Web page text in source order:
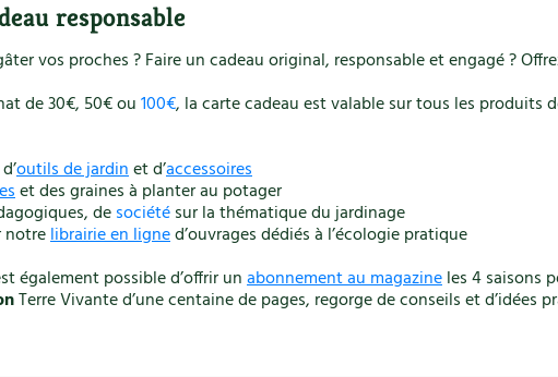
responsable
vos proches ? Faire un cadeau original, responsable et engagé ?
de 30€, 50€ ou100€, la carte cadeau est valable sur tous les produits
outils de jardinet d’accessoires
et des graines à planter au potager
desociétésur la thématique du jardinage
notrelibrairie en ligned’ouvrages dédiés à l’écologie pratique
également possible d’offrir unabonnement au magazineles 4 saisons
Terre Vivante d’une centaine de pages, regorge de conseils et